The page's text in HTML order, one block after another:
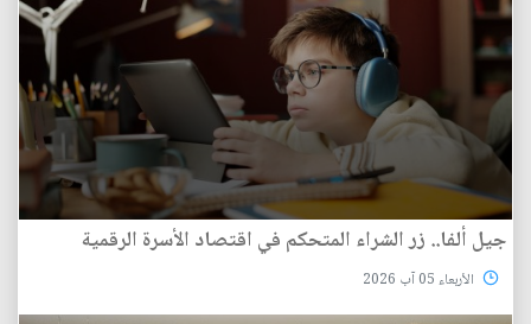
جيل ألفا.. زر الشراء المتحكم في اقتصاد الأسرة الرقمية
الأربعاء 05 آب 2026